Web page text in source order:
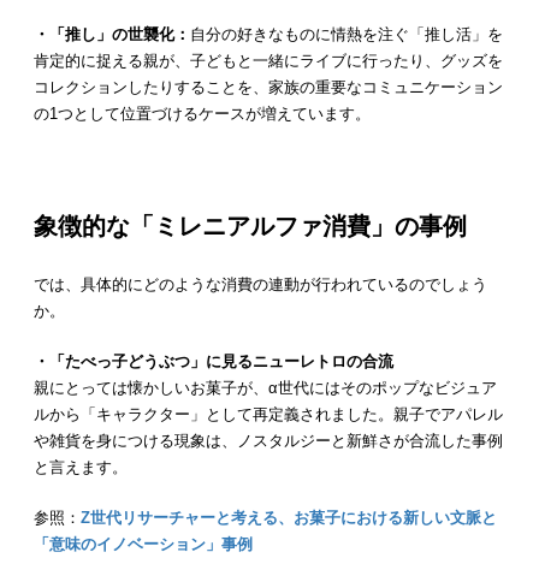
・「推し」の世襲化： 自分の好きなものに情熱を注ぐ「推し活」を
肯定的に捉える親が、子どもと一緒にライブに行ったり、グッズを
コレクションしたりすることを、家族の重要なコミュニケーション
の1つとして位置づけるケースが増えています。
象徴的な「ミレニアルファ消費」の事例
では、具体的にどのような消費の連動が行われているのでしょう
か。
・「たべっ子どうぶつ」に見るニューレトロの合流
親にとっては懐かしいお菓子が、α世代にはそのポップなビジュア
ルから「キャラクター」として再定義されました。親子でアパレル
や雑貨を身につける現象は、ノスタルジーと新鮮さが合流した事例
と言えます。
参照： Z世代リサーチャーと考える、お菓子における新しい文脈と
「意味のイノベーション」事例